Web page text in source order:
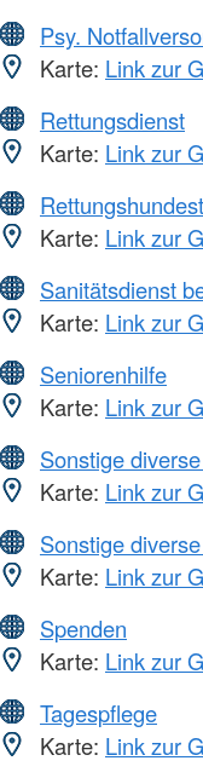
Psy.
Karte: Link zur
Rettungsdienst
Karte: Link zur
Karte: Link zur
Sanitätsdienst
Karte: Link zur
Seniorenhilfe
Karte: Link zur
Sonstige
Karte: Link zur
Sonstige
Karte: Link zur
Spenden
Karte: Link zur
Tagespflege
Karte: Link zur